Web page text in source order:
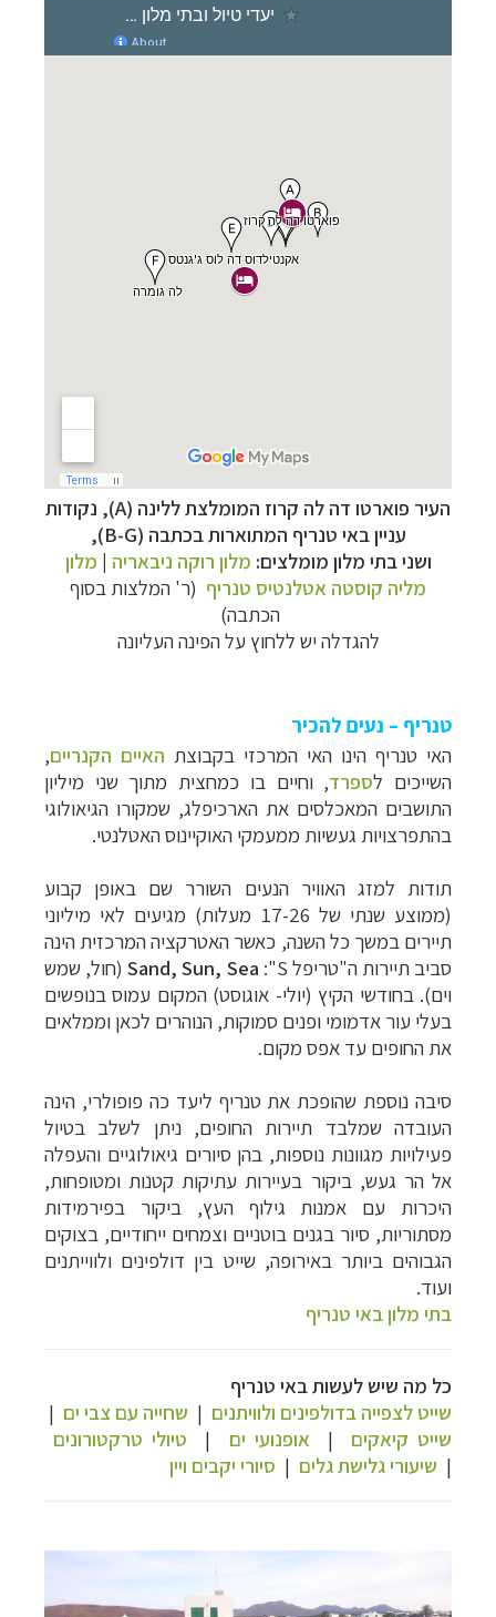
העיר פוארטו דה לה קרוז המומלצת ללינה (A) , נקודות
עניין באי טנריף המתוארות בכתבה (B-G),
ושני בתי מלון מומלצים: מלון רוקה ניבאריה | מלון
מליה קוסטה אטלנטיס טנריף (ר' המלצות בסוף
הכתבה)
להגדלה יש ללחוץ על הפינה העליונה
טנריף – נעים להכיר
האי טנריף הינו האי המרכזי בקבוצת האיים הקנריים,
השייכים לספרד, וחיים בו כמחצית מתוך שני מיליון
התושבים המאכלסים את הארכיפלג, שמקורו הגיאולוגי
בהתפרצויות געשיות ממעמקי האוקיינוס האטלנטי.
תודות למזג האוויר הנעים השורר שם באופן קבוע
(ממוצע שנתי של 17-26 מעלות) מגיעים לאי מיליוני
תיירים במשך כל השנה, כאשר האטרקציה המרכזית הינה
סביב תיירות ה"טריפל S
":
Sand, Sun, Sea(חול, שמש
וים). בחודשי הקיץ (יולי- אוגוסט) המקום עמוס בנופשים
בעלי עור אדמומי ופנים סמוקות, הנוהרים לכאן וממלאים
את החופים עד אפס מקום.
סיבה נוספת שהופכת את טנריף ליעד כה פופולרי, הינה
העובדה שמלבד תיירות החופים, ניתן לשלב בטיול
פעילויות מגוונות נוספות, בהן סיורים גיאולוגיים והעפלה
אל הר געש, ביקור בעיירות עתיקות קטנות ומטופחות,
היכרות עם אמנות גילוף העץ, ביקור בפירמידות
מסתוריות, סיור בגנים בוטניים וצמחים ייחודיים, בצוקים
הגבוהים ביותר באירופה, שייט בין דולפינים ולווייתנים
ועוד.
בתי מלון באי טנריף
כל מה שיש לעשות באי טנריף
שייט לצפייה בדולפינים ולוויתנים | שחייה עם צבי ים |
שייט קיאקים | אופנועי ים | טיולי טרקטורונים
| שיעורי גלישת גלים | סיורי יקבים ויין
קרוזים והפלגות נופש
לחצו לרשימת היעדים »